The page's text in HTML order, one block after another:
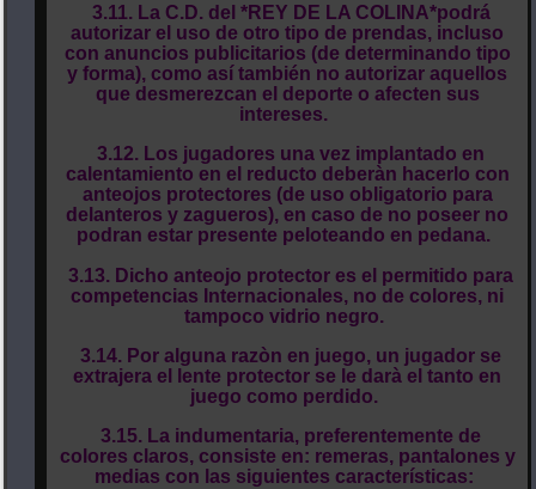
3.11. La C.D. del *REY DE LA COLINA*podrá
autorizar el uso de otro tipo de prendas, incluso
con anuncios publicitarios (de determinando tipo
y forma), como así también no autorizar aquellos
que desmerezcan el deporte o afecten sus
intereses.
3.12. Los jugadores una vez implantado en
calentamiento en el reducto deberàn hacerlo con
anteojos protectores (de uso obligatorio para
delanteros y zagueros), en caso de no poseer no
podran estar presente peloteando en pedana.
3.13. Dicho anteojo protector es el permitido para
competencias Internacionales, no de colores, ni
tampoco vidrio negro.
3.14. Por alguna razòn en juego, un jugador se
extrajera el lente protector se le darà el tanto en
juego como perdido.
3.15. La indumentaria, preferentemente de
colores claros, consiste en: remeras, pantalones y
medias con las siguientes características: